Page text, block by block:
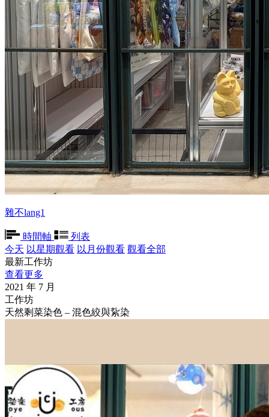
雜不lang1
時間軸
列表
今天 以星期觀看 以月份觀看 觀看全部
最新工作坊
查看更多
2021 年 7 月
工作坊
天然剩菜染色 – 混色絞與紥染